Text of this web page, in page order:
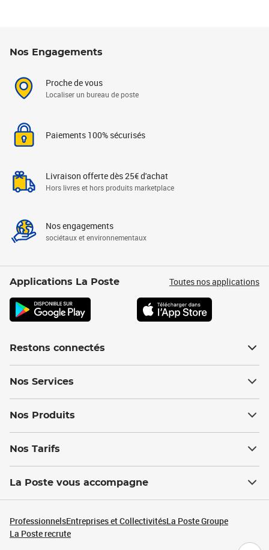
Nos Engagements
Proche de vous
Localiser un bureau de poste
Paiements 100% sécurisés
Livraison offerte dès 25€ d'achat
Hors livres et hors produits marketplace
Nos engagements
sociétaux et environnementaux
Applications La Poste Toutes nos applications
Restons connectés
Nos Services
Nos Produits
Nos Tarifs
La Poste vous accompagne
ProfessionnelsEntreprises et CollectivitésLa Poste Groupe
La Poste recrute